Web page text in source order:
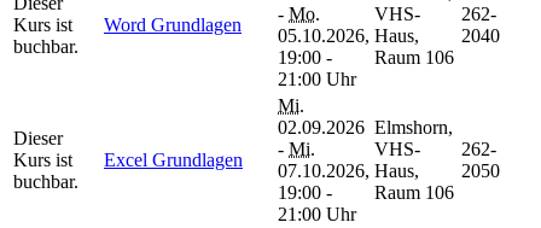
Kurs ist
buchbar.
Word Grundlagen
- Mo.
05.10.2026,
19:00 -
21:00 Uhr
VHS-
Haus,
Raum 106
262-
2040
Dieser
Kurs ist
buchbar.
Excel Grundlagen
Mi.
02.09.2026
- Mi.
07.10.2026,
19:00 -
21:00 Uhr
Elmshorn,
VHS-
Haus,
Raum 106
262-
2050